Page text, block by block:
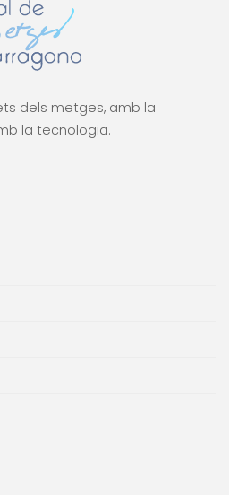
dels metges, amb la
la tecnologia.